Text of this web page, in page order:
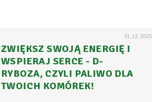
31.12.2025
ZWIĘKSZ SWOJĄ ENERGIĘ I
WSPIERAJ SERCE - D-
RYBOZA, CZYLI PALIWO DLA
TWOICH KOMÓREK!